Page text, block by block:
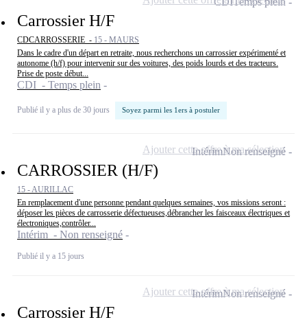
Carrossier H/F
CDCARROSSERIE - 15 - MAURS
Dans le cadre d'un départ en retraite, nous recherchons un carrossier expérimenté et
autonome (h/f) pour intervenir sur des voitures, des poids lourds et des tracteurs.
Prise de poste début...
CDI - Temps plein
Publié il y a plus de 30 jours Soyez parmi les 1ers à postuler
CARROSSIER (H/F)
15 - AURILLAC
En remplacement d'une personne pendant quelques semaines, vos missions seront :
déposer les pièces de carrosserie défectueuses,débrancher les faisceaux électriques et
électroniques,contrôler...
Intérim - Non renseigné
Publié il y a 15 jours
IntérimNon renseigné
Ajouter cette offre à ma sélection
Carrossier H/F
IntérimNon renseigné
Ajouter cette offre à ma sélection